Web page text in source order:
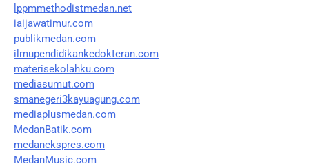
lppmmethodistmedan.net
iaijawatimur.com
publikmedan.com
ilmupendidikankedokteran.com
materisekolahku.com
mediasumut.com
smanegeri3kayuagung.com
mediaplusmedan.com
MedanBatik.com
medanekspres.com
MedanMusic.com